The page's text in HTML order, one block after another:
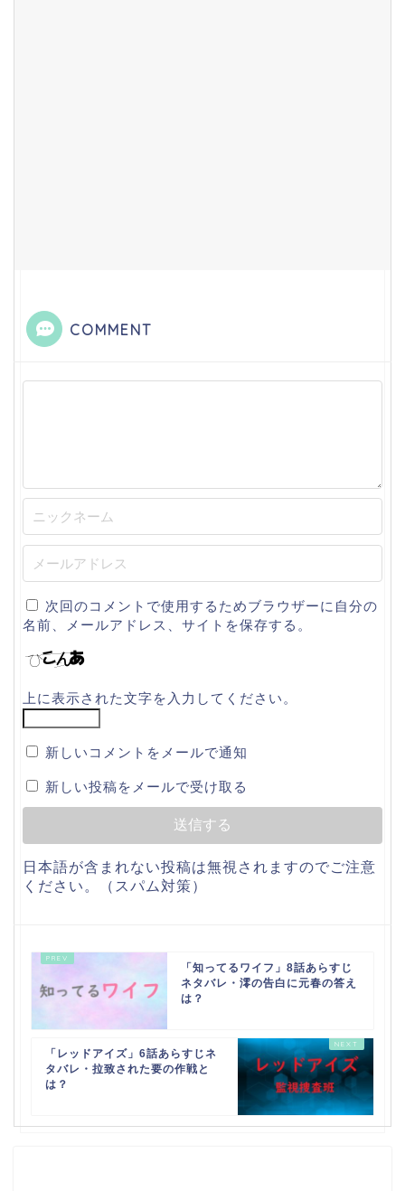
COMMENT
次回のコメントで使用するためブラウザーに自分の
名前、メールアドレス、サイトを保存する。
上に表示された文字を入力してください。
新しいコメントをメールで通知
新しい投稿をメールで受け取る
日本語が含まれない投稿は無視されますのでご注意
ください。（スパム対策）
「知ってるワイフ」8話あらすじ
ネタバレ・澪の告白に元春の答え
は？
「レッドアイズ」6話あらすじネ
タバレ・拉致された要の作戦と
は？